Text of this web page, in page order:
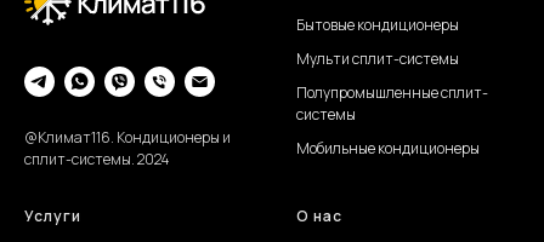
@Климат116. Кондиционеры и
сплит-системы. 2024
Бытовые кондиционеры
Мульти сплит-системы
Полупромышленные сплит-
системы
Мобильные кондиционеры
Услуги О нас